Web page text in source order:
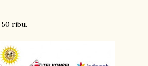
ribu.